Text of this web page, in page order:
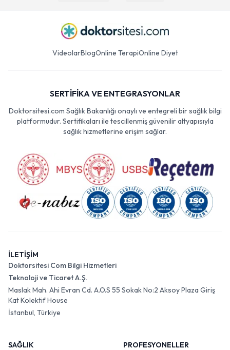
VideolarBlogOnline TerapiOnline Diyet
SERTİFİKA VE ENTEGRASYONLAR
Doktorsitesi.com Sağlık Bakanlığı onaylı ve entegreli bir sağlık bilgi
platformudur. Sertifikaları ile tescillenmiş güvenilir altyapısıyla
sağlık hizmetlerine erişim sağlar.
İLETİŞİM
Doktorsitesi Com Bilgi Hizmetleri
Teknoloji ve Ticaret A.Ş.
Maslak Mah. Ahi Evran Cd. A.O.S 55 Sokak No:2 Aksoy Plaza Giriş
Kat Kolektif House
İstanbul, Türkiye
SAĞLIK
PROFESYONELLER